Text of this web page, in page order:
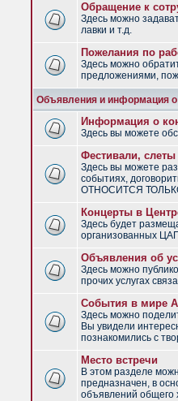
Обращение к
Здесь можно
лавки и т.д.
Пожелания по
Здесь можно
предложениями,
Объявления и информация
Информация о
Здесь вы можете
Фестивали,
Здесь вы можете
событиях,
ОТНОСИТСЯ
Концерты в
Здесь будет
организованных
Объявления об
Здесь можно
прочих услугах
События в мире
Здесь можно
Вы увидели
познакомились с
Место встречи
В этом разделе
предназначен, в
объявлений общего